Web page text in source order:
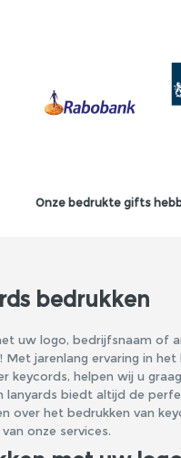
Onze bedrukte gifts
bedrukken
uw logo, bedrijfsnaam of
jarenlang ervaring in het
keycords, helpen wij u
lanyards biedt altijd de
over het bedrukken van
onze services.